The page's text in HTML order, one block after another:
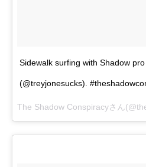
Sidewalk surfing with Shadow
(@treyjonesucks).